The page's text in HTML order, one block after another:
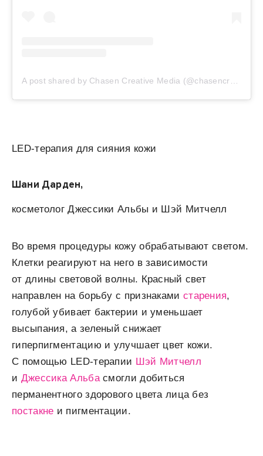
A post shared by Chasen Creative Media (@chasencreative)
LED-терапия для сияния кожи
Шани Дарден,
косметолог Джессики Альбы и Шэй Митчелл
Во время процедуры кожу обрабатывают светом.
Клетки реагируют на него в зависимости
от длины световой волны. Красный свет
направлен на борьбу с признаками старения,
голубой убивает бактерии и уменьшает
высыпания, а зеленый снижает
гиперпигментацию и улучшает цвет кожи.
С помощью LED-терапии Шэй Митчелл
и Джессика Альбасмогли добиться
перманентного здорового цвета лица без
постакне и пигментации.